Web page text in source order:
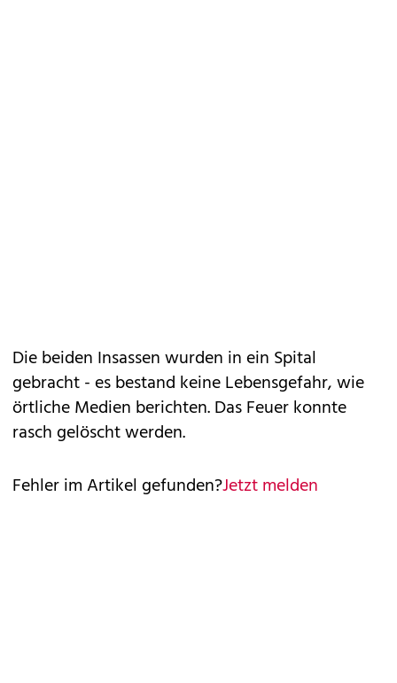
Die beiden Insassen wurden in ein Spital
gebracht - es bestand keine Lebensgefahr, wie
örtliche Medien berichten. Das Feuer konnte
rasch gelöscht werden.
Fehler im Artikel gefunden?Jetzt melden